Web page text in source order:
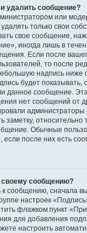
удалить сообщение?
или
только свои
свое сообщение,
иногда лишь в
Если после
то после
надпись ниже
будет показывать,
данное сообщение.
нет сообщений от
заметку, относительно
Обычные
после них есть
своему сообщению?
к сообщению, сначала
настроек
флажком пункт
для добавления
настроить